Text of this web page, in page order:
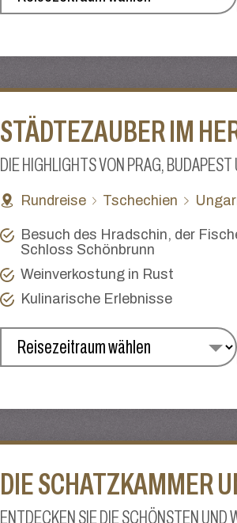
STÄDTEZAUBER IM
DIE HIGHLIGHTS VON PRAG,
Rundreise Tschechien
Besuch des Hradschin, der
Schloss Schönbrunn
Weinverkostung in Rust
Kulinarische Erlebnisse
DIE SCHATZKAMMER
ENTDECKEN SIE DIE SCHÖNSTEN UND